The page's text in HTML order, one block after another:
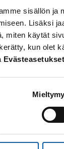
sisällön ja
Lisäksi
miten käytät
kun olet
Evästeasetukset
Pemar
Pemar ligger
firade sitt 700
Kultur
Fritiden i